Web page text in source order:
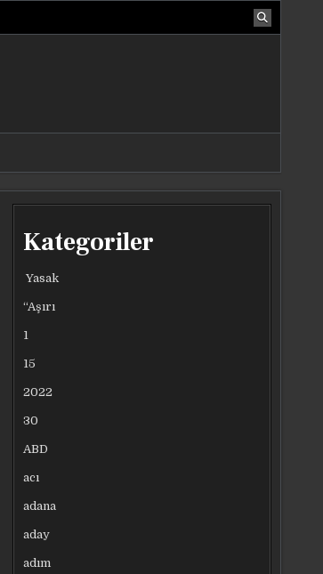
Kategoriler
Yasak
“Aşırı
1
15
2022
30
ABD
acı
adana
aday
adım